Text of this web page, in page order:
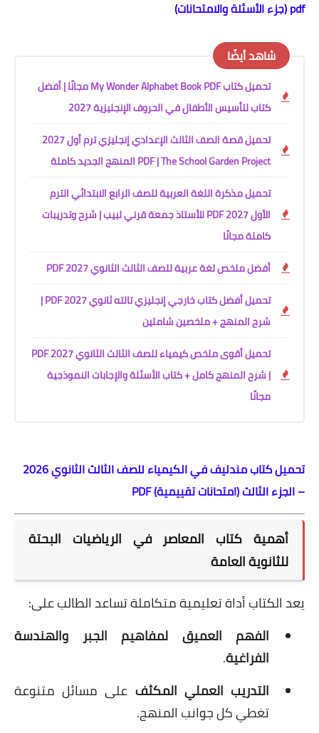
pdf (جزء الأسئلة والامتحانات)
شاهد أيضًا
تحميل كتاب My Wonder Alphabet Book PDF مجانًا | أفضل
كتاب لتأسيس الأطفال في الحروف الإنجليزية 2027
تحميل قصة الصف الثالث الإعدادي إنجليزي ترم أول 2027
PDF | The School Garden Project المنهج الجديد كاملة
تحميل مذكرة اللغة العربية للصف الرابع الابتدائي الترم
الأول 2027 PDF للأستاذ جمعة قرني لبيب | شرح وتدريبات
كاملة مجانًا
أفضل ملخص لغة عربية للصف الثالث الثانوي 2027 PDF
تحميل أفضل كتاب خارجي إنجليزي تالته ثانوي 2027 PDF |
شرح المنهج + ملخصين شاملين
تحميل أقوى ملخص كيمياء للصف الثالث الثانوي 2027 PDF
| شرح المنهج كامل + كتاب الأسئلة والإجابات النموذجية
مجانًا
تحميل كتاب مندليف في الكيمياء للصف الثالث الثانوي 2026
– الجزء الثالث (امتحانات تقييمية) PDF
أهمية كتاب المعاصر في الرياضيات البحتة
للثانوية العامة
يعد الكتاب أداة تعليمية متكاملة تساعد الطالب على:
الفهم العميق لمفاهيم الجبر والهندسة
الفراغية.
التدريب العملي المكثف على مسائل متنوعة
تغطي كل جوانب المنهج.